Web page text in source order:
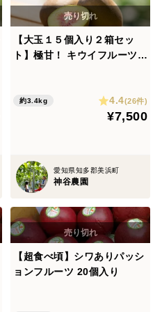
【大玉１５個入り２箱セッ
ト】極甘！ キウイフルーツ紅
約3.4kg 4.4(26件)
¥7,500
愛知県知多郡美浜町
神谷農園
【超食べ頃】シワありパッシ
ョンフルーツ 20個入り